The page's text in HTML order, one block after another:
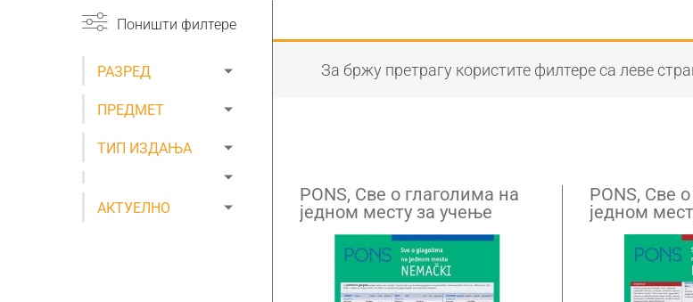
Поништи филтере
РАЗРЕД
ПРЕДМЕТ
ТИП ИЗДАЊА
АКТУЕЛНО
За бржу претрагу користите филтере са леве
PONS, Све о глаголима на
једном месту за учење
немачког језика
PONS, Све
једном
немачког